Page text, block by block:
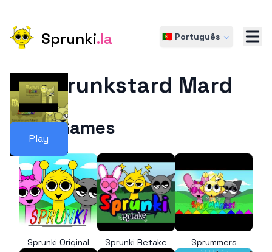
Sprunki.la 🇵🇹 Português
Play
Sprunkstard Mard
More Games
Sprunki Original Sprunki Retake Sprummers